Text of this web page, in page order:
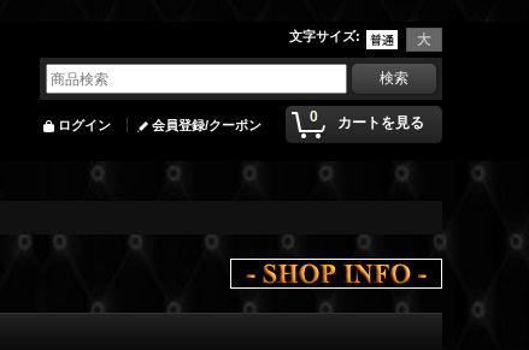
文字サイズ:
0 カートを見る
ログイン 会員登録/クーポン